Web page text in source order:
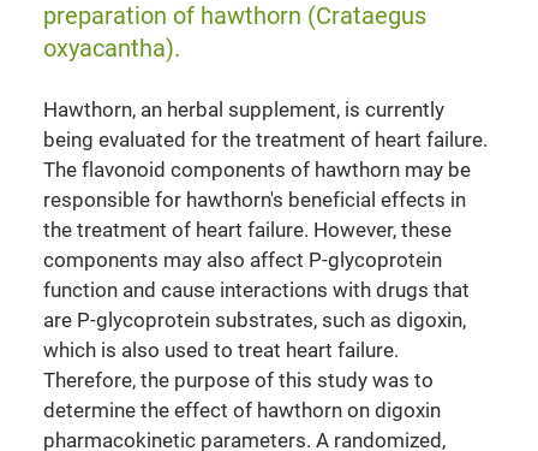
preparation of hawthorn (Crataegus
oxyacantha).
Hawthorn, an herbal supplement, is currently
being evaluated for the treatment of heart failure.
The flavonoid components of hawthorn may be
responsible for hawthorn's beneficial effects in
the treatment of heart failure. However, these
components may also affect P-glycoprotein
function and cause interactions with drugs that
are P-glycoprotein substrates, such as digoxin,
which is also used to treat heart failure.
Therefore, the purpose of this study was to
determine the effect of hawthorn on digoxin
pharmacokinetic parameters. A randomized,